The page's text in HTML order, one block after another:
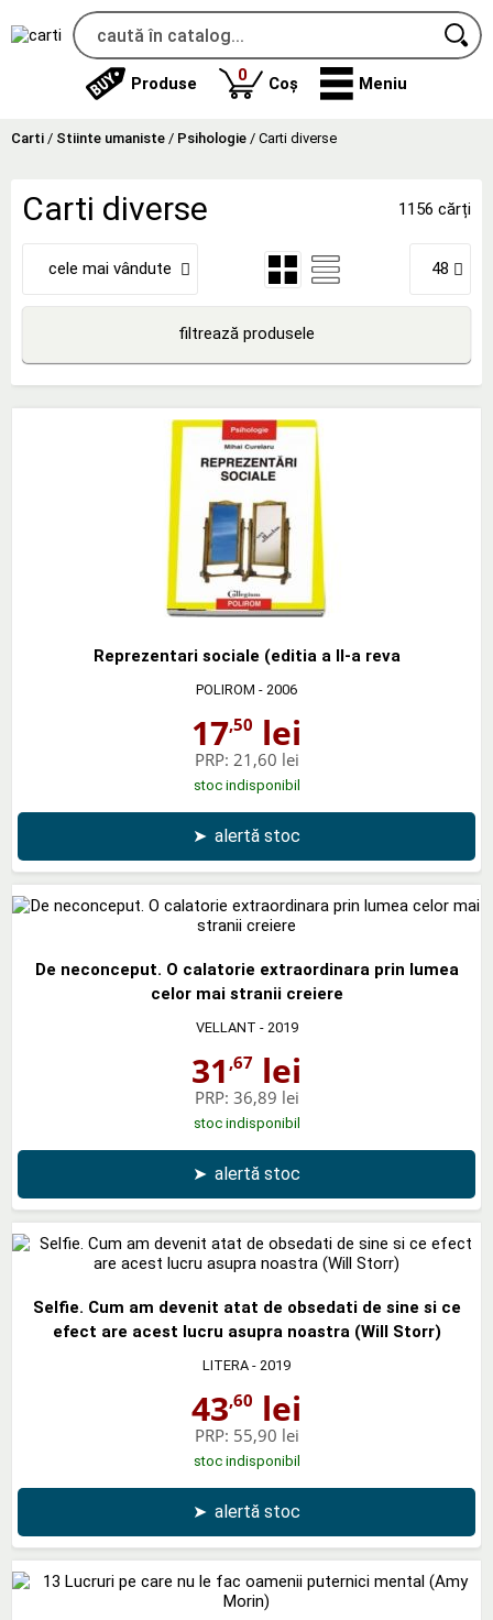
Produse 0produse
Coș Meniu
Carti / Stiinte umaniste / Psihologie / Carti diverse
Carti diverse 1156 cărți
cele mai vândute 48
filtrează produsele
Reprezentari sociale (editia a II-a reva
POLIROM - 2006
17,50 lei
PRP: 21,60 lei
stoc indisponibil
➤ alertă stoc
De neconceput. O calatorie extraordinara prin lumea
celor mai stranii creiere
VELLANT - 2019
31 ,67 lei
PRP: 36,89 lei
stoc indisponibil
➤ alertă stoc
Selfie. Cum am devenit atat de obsedati de sine si ce
efect are acest lucru asupra noastra (Will Storr)
LITERA - 2019
43,60 lei
PRP: 55,90 lei
stoc indisponibil
➤ alertă stoc